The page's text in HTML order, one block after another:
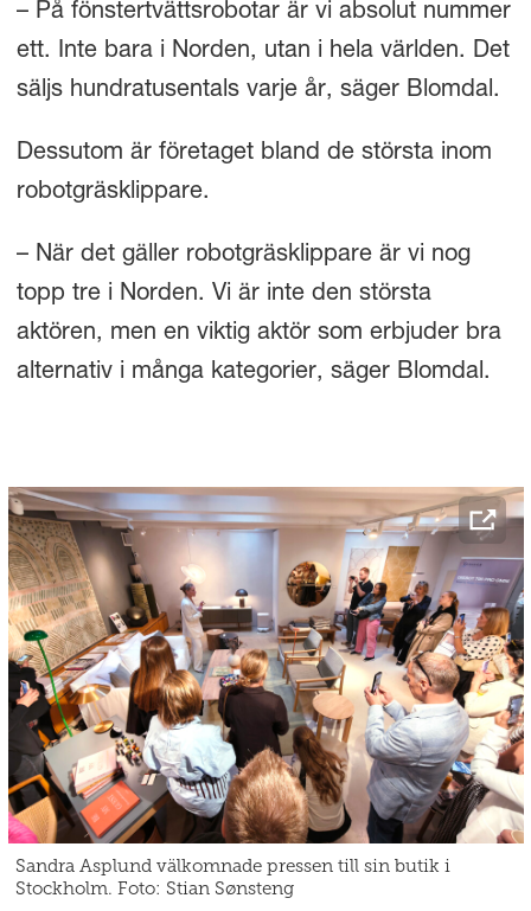
– På fönstertvättsrobotar är vi absolut nummer
ett. Inte bara i Norden, utan i hela världen. Det
säljs hundratusentals varje år, säger Blomdal.
Dessutom är företaget bland de största inom
robotgräsklippare.
– När det gäller robotgräsklippare är vi nog
topp tre i Norden. Vi är inte den största
aktören, men en viktig aktör som erbjuder bra
alternativ i många kategorier, säger Blomdal.
Sandra Asplund välkomnade pressen till sin butik i
Stockholm. Foto: Stian Sønsteng